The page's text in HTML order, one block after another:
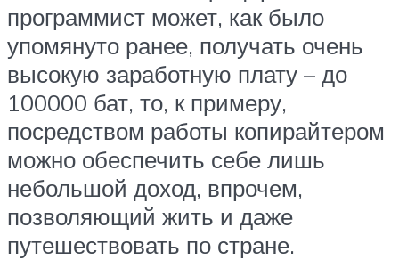
программист может, как было
упомянуто ранее, получать очень
высокую заработную плату – до
100000 бат, то, к примеру,
посредством работы копирайтером
можно обеспечить себе лишь
небольшой доход, впрочем,
позволяющий жить и даже
путешествовать по стране.